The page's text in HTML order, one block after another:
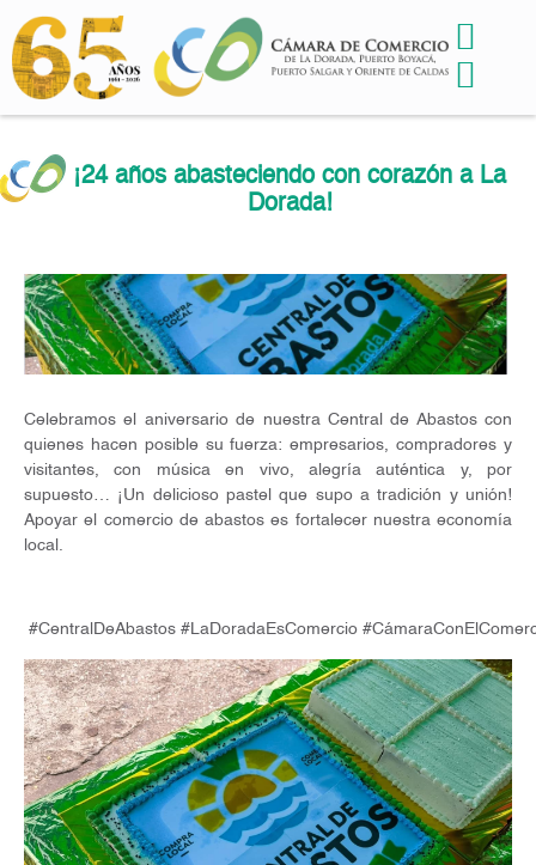
¡24 años abasteciendo con corazón a La
Dorada!
Celebramos el aniversario de nuestra Central de Abastos con
quienes hacen posible su fuerza: empresarios, compradores y
visitantes, con música en vivo, alegría auténtica y, por
supuesto… ¡Un delicioso pastel que supo a tradición y unión!
Apoyar el comercio de abastos es fortalecer nuestra economía
local.
#CentralDeAbastos #LaDoradaEsComercio